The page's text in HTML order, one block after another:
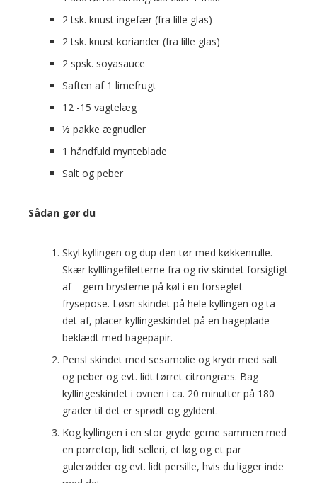
2 tsk. knust ingefær (fra lille glas)
2 tsk. knust koriander (fra lille glas)
2 spsk. soyasauce
Saften af 1 limefrugt
12 -15 vagtelæg
½ pakke ægnudler
1 håndfuld mynteblade
Salt og peber
Sådan gør du
Skyl kyllingen og dup den tør med køkkenrulle.
Skær kylllingefiletterne fra og riv skindet forsigtigt
af – gem brysterne på køl i en forseglet
frysepose. Løsn skindet på hele kyllingen og ta
det af, placer kyllingeskindet på en bageplade
beklædt med bagepapir.
Pensl skindet med sesamolie og krydr med salt
og peber og evt. lidt tørret citrongræs. Bag
kyllingeskindet i ovnen i ca. 20 minutter på 180
grader til det er sprødt og gyldent.
Kog kyllingen i en stor gryde gerne sammen med
en porretop, lidt selleri, et løg og et par
gulerødder og evt. lidt persille, hvis du ligger inde